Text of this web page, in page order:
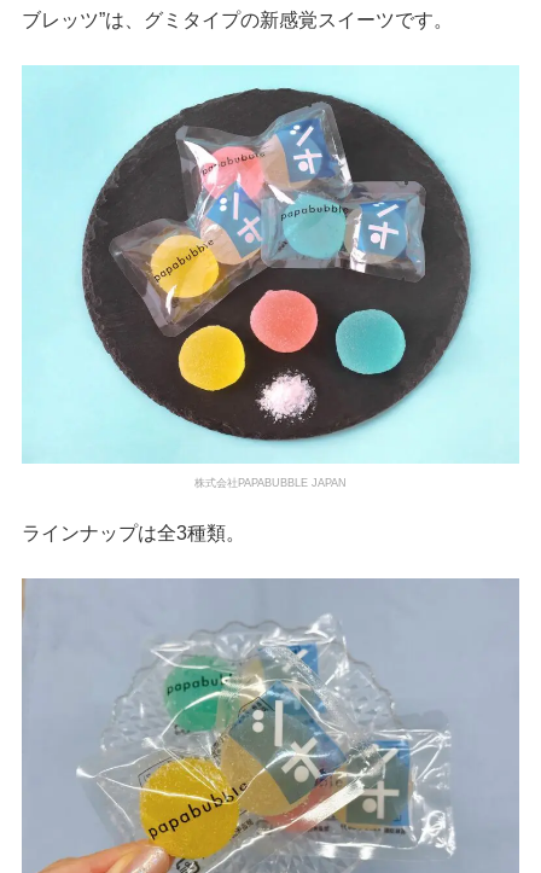
ブレッツ”は、グミタイプの新感覚スイーツです。
株式会社PAPABUBBLE JAPAN
ラインナップは全3種類。